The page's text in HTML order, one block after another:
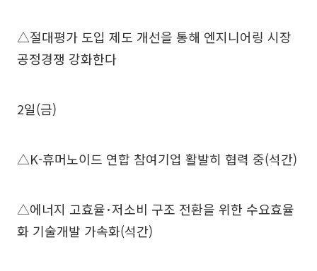
△절대평가 도입 제도 개선을 통해 엔지니어링 시장
공정경쟁 강화한다
2일(금)
△K-휴머노이드 연합 참여기업 활발히 협력 중(석간)
△에너지 고효율･저소비 구조 전환을 위한 수요효율
화 기술개발 가속화(석간)